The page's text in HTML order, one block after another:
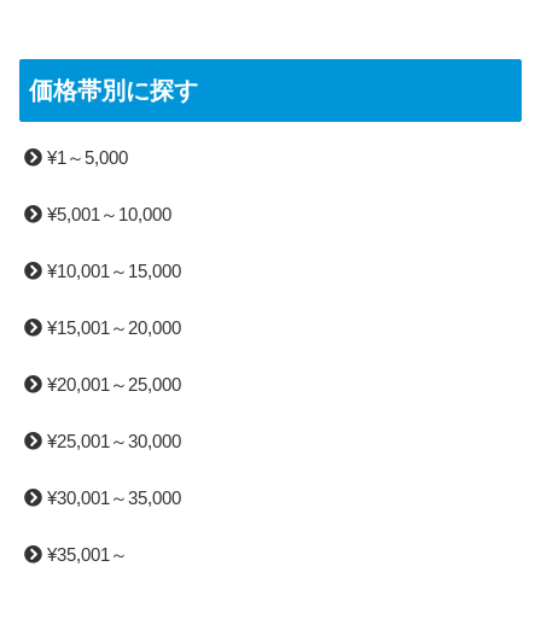
価格帯別に探す
¥1～5,000
¥5,001～10,000
¥10,001～15,000
¥15,001～20,000
¥20,001～25,000
¥25,001～30,000
¥30,001～35,000
¥35,001～